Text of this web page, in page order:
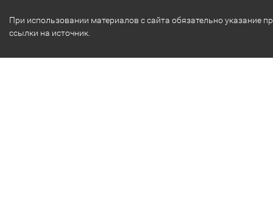
При использовании материалов с сайта обязательно указание
ссылки на источник.